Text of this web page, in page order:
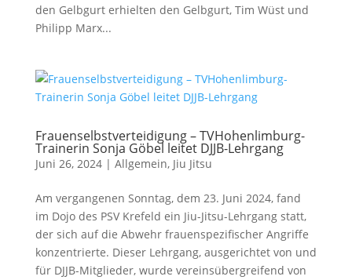
den Gelbgurt erhielten den Gelbgurt, Tim Wüst und
Philipp Marx...
Frauenselbstverteidigung – TVHohenlimburg-
Trainerin Sonja Göbel leitet DJJB-Lehrgang
Juni 26, 2024| Allgemein, Jiu Jitsu
Am vergangenen Sonntag, dem 23. Juni 2024, fand
im Dojo des PSV Krefeld ein Jiu-Jitsu-Lehrgang statt,
der sich auf die Abwehr frauenspezifischer Angriffe
konzentrierte. Dieser Lehrgang, ausgerichtet von und
für DJJB-Mitglieder, wurde vereinsübergreifend von